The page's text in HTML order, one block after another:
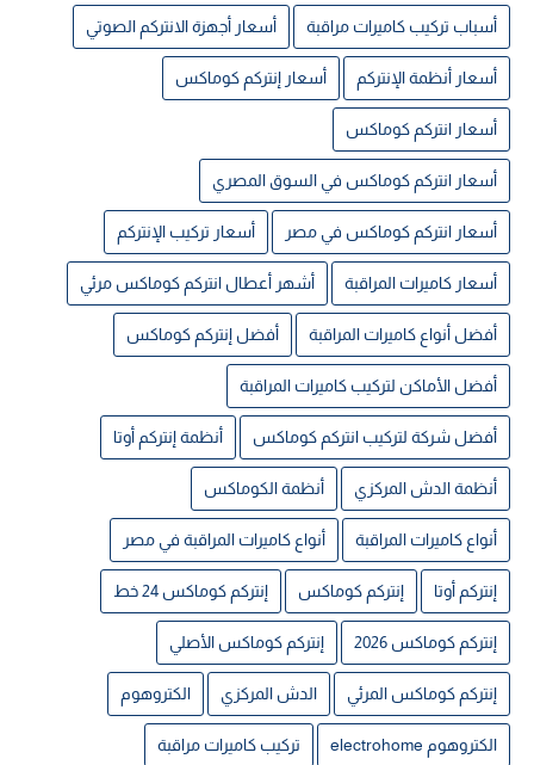
أسباب تركيب كاميرات مراقبة أسعار أجهزة الانتركم الصوتي
أسعار أنظمة الإنتركم أسعار إنتركم كوماكس
أسعار انتركم كوماكس
أسعار انتركم كوماكس في السوق المصري
أسعار انتركم كوماكس في مصر أسعار تركيب الإنتركم
أسعار كاميرات المراقبة أشهر أعطال انتركم كوماكس مرئي
أفضل أنواع كاميرات المراقبة أفضل إنتركم كوماكس
أفضل الأماكن لتركيب كاميرات المراقبة
أفضل شركة لتركيب انتركم كوماكس أنظمة إنتركم أوتا
أنظمة الدش المركزي أنظمة الكوماكس
أنواع كاميرات المراقبة أنواع كاميرات المراقبة في مصر
إنتركم أوتا إنتركم كوماكس إنتركم كوماكس 24 خط
إنتركم كوماكس 2026 إنتركم كوماكس الأصلي
إنتركم كوماكس المرئي الدش المركزي الكتروهوم
الكتروهوم electrohome تركيب كاميرات مراقبة